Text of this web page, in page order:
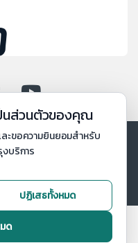
นส่วนตัวของคุณ
ละขอความยินยอมสำหรับ
งบริการ
ปฏิเสธทั้งหมด
ด